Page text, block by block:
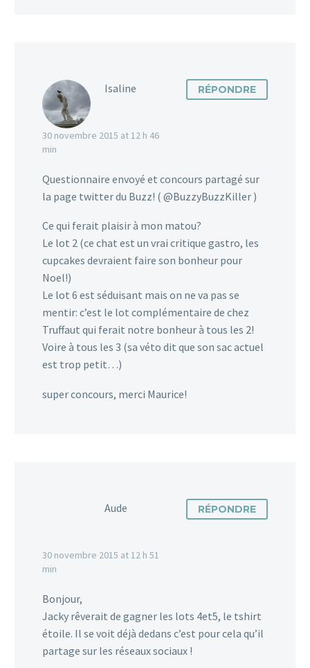
Isaline
30 novembre 2015 at 12 h 46
min
RÉPONDRE
Questionnaire envoyé et concours partagé sur
la page twitter du Buzz! ( @BuzzyBuzzKiller )
Ce qui ferait plaisir à mon matou?
Le lot 2 (ce chat est un vrai critique gastro, les
cupcakes devraient faire son bonheur pour
Noel!)
Le lot 6 est séduisant mais on ne va pas se
mentir: c’est le lot complémentaire de chez
Truffaut qui ferait notre bonheur à tous les 2!
Voire à tous les 3 (sa véto dit que son sac actuel
est trop petit…)
super concours, merci Maurice!
Aude
30 novembre 2015 at 12 h 51
min
RÉPONDRE
Bonjour,
Jacky rêverait de gagner les lots 4et5, le tshirt
étoile. Il se voit déjà dedans c’est pour cela qu’il
partage sur les réseaux sociaux !